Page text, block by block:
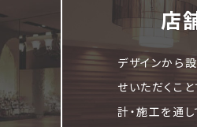
店
デザインから
せいただくこ
計・施工を通